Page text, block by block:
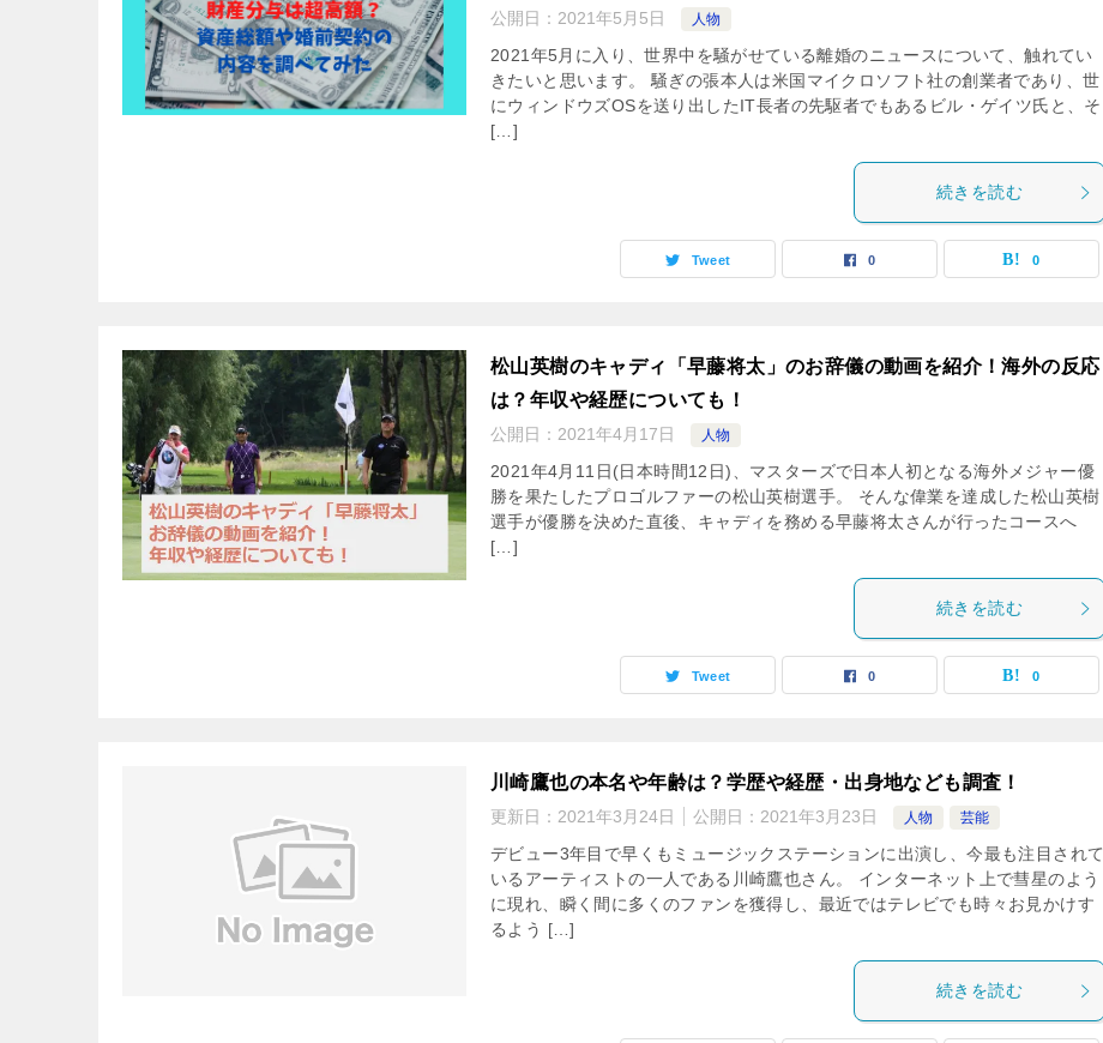
公開日： 2021年5月5日 人物
2021年5月に入り、世界中を騒がせている離婚のニュースについて、触れてい
きたいと思います。 騒ぎの張本人は米国マイクロソフト社の創業者であり、世
にウィンドウズOSを送り出したIT長者の先駆者でもあるビル・ゲイツ氏と、そ
[…]
続きを読む
Tweet 0 0
松山英樹のキャディ「早藤将太」のお辞儀の動画を紹介！海外の反応
は？年収や経歴についても！
公開日： 2021年4月17日 人物
2021年4月11日(日本時間12日)、マスターズで日本人初となる海外メジャー優
勝を果たしたプロゴルファーの松山英樹選手。 そんな偉業を達成した松山英樹
選手が優勝を決めた直後、キャディを務める早藤将太さんが行ったコースへ
[…]
続きを読む
Tweet 0 0
川崎鷹也の本名や年齢は？学歴や経歴・出身地なども調査！
更新日： 2021年3月24日 公開日： 2021年3月23日 人物 芸能
デビュー3年目で早くもミュージックステーションに出演し、今最も注目されて
いるアーティストの一人である川崎鷹也さん。 インターネット上で彗星のよう
に現れ、瞬く間に多くのファンを獲得し、最近ではテレビでも時々お見かけす
るよう […]
続きを読む